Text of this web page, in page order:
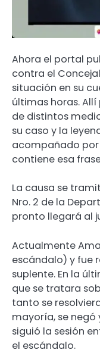
Ahora el portal
contra el
situación en su
últimas horas.
de distintos
su caso y la
acompañado por
contiene esa
La causa se
Nro. 2 de la
pronto llegará al
Actualmente
escándalo) y fue
suplente. En la
que se tratara
tanto se
mayoría, se negó
siguió la sesión
el escándalo.